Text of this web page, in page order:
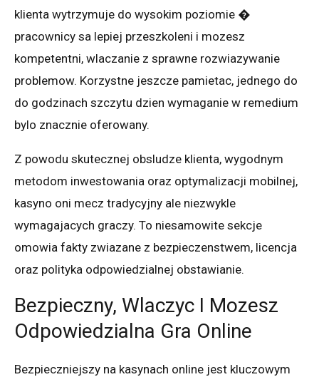
klienta wytrzymuje do wysokim poziomie �
pracownicy sa lepiej przeszkoleni i mozesz
kompetentni, wlaczanie z sprawne rozwiazywanie
problemow. Korzystne jeszcze pamietac, jednego do
do godzinach szczytu dzien wymaganie w remedium
bylo znacznie oferowany.
Z powodu skutecznej obsludze klienta, wygodnym
metodom inwestowania oraz optymalizacji mobilnej,
kasyno oni mecz tradycyjny ale niezwykle
wymagajacych graczy. To niesamowite sekcje
omowia fakty zwiazane z bezpieczenstwem, licencja
oraz polityka odpowiedzialnej obstawianie.
Bezpieczny, Wlaczyc I Mozesz
Odpowiedzialna Gra Online
Bezpieczniejszy na kasynach online jest kluczowym